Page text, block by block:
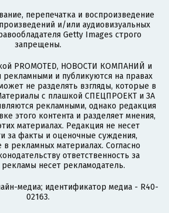
перепечатка и воспроизведение
и/или аудиовизуальных
Getty Images строго
запрещены.
PROMOTED, НОВОСТИ КОМПАНИЙ и
и публикуются на правах
не разделять взгляды, которые в
с плашкой СПЕЦПРОЕКТ и ЗА
рекламными, однако редакция
этого контента и разделяет мнения,
материалах. Редакция не несет
за факты и оценочные суждения,
рекламных материалах. Согласно
ответственность за
несет рекламодатель.
медиа; идентификатор медиа - R40-
02163.